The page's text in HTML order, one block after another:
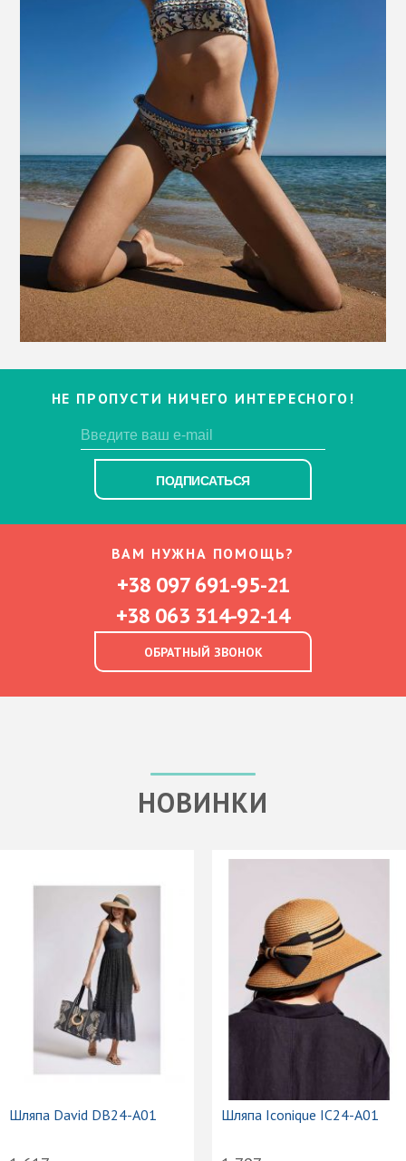
НЕ ПРОПУСТИ НИЧЕГО ИНТЕРЕСНОГО!
ПОДПИСАТЬСЯ
ВАМ НУЖНА ПОМОЩЬ?
+38 097 691-95-21
+38 063 314-92-14
ОБРАТНЫЙ ЗВОНОК
НОВИНКИ
Шляпа David DB24-A01 Шляпа Iconique IC24-A01